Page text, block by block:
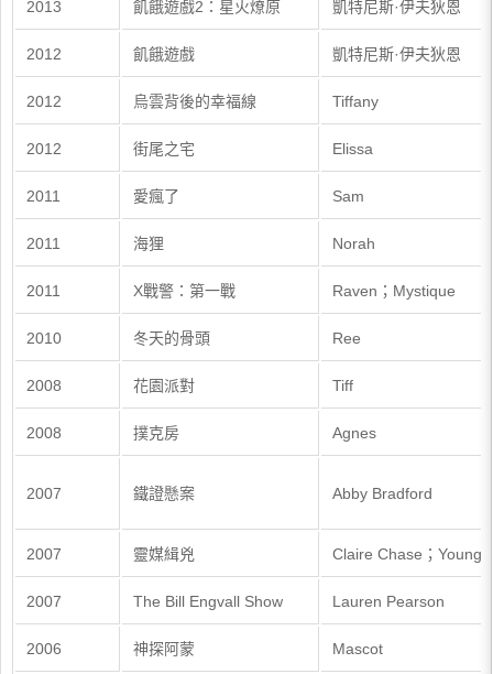
2013 飢餓遊戲2：星火燎原 凱特尼斯·伊夫狄恩
2012 飢餓遊戲 凱特尼斯·伊夫狄恩
2012 烏雲背後的幸福線 Tiffany
2012 街尾之宅 Elissa
2011 愛瘋了 Sam
2011 海狸 Norah
2011 X戰警：第一戰 Raven；Mystique
2010 冬天的骨頭 Ree
2008 花園派對 Tiff
2008 撲克房 Agnes
2007 鐵證懸案 Abby Bradford
2007 靈媒緝兇 Claire Chase；Young
2007 The Bill Engvall Show Lauren Pearson
2006 神探阿蒙 Mascot